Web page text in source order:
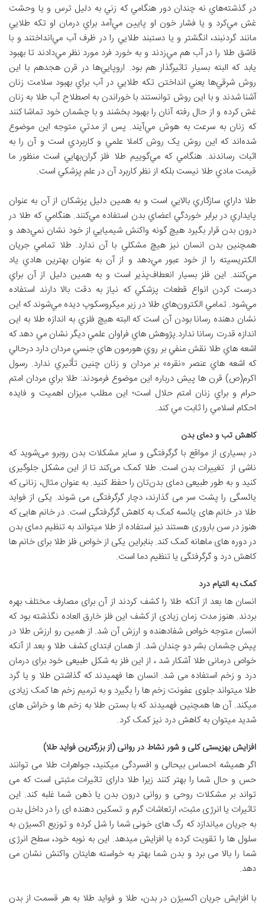
در گذشته‌هاي نه چندان دور هنگامي که زني به دليل ترس و يا وحشت
غش مي‌کرد و يا فشار خون او پايين مي‌آمد براي درمان او تکه طلايي
مانند گردنبند، انگشتر و يا دستبند طلايي را در ظرف آب مي‌انداختند و با
قاشق طلا را در آب هم مي‌زدند و به خورد فرد مورد نظر مي‌دادند تا بهبود
يابد که البته بسيار تاثيرگذار هم بود. اروپايي‌ها در قرن هجدهم با اين
روش شرقي‌ها يعني انداختن تکه طلايي در آب براي بهبود سلامت زنان
آشنا شدند و با اين روش توانستند با خوراندن به اصطلاح آب طلا به زنان
غش کرده و از حال رفته آنان را بهبود بخشند و با چشمان خود تماشا کنند
که زنان به سرعت به هوش مي‌آيند. پس از مدتي متوجه اين موضوع
شده‌اند که اين روش يک روش کاملا علمي و کاربردي است و آن را به
اثبات رساندند. هنگامي که مي‌گوييم طلا فلز گران‌بهايي است منظور ما
قيمت مادي طلا نيست بلکه از نظر کاربرد آن در علم پزشکي است.
طلا داراي سازگاري بالايي است و به همين دليل پزشکان از آن به عنوان
پايداري در برابر خوردگي اعضاي بدن استفاده مي‌کنند. هنگامي که طلا در
درون بدن قرار بگيرد هيچ گونه واکنش شيميايي از خود نشان نمي‌دهد و
همچنين بدن انسان نيز هيچ مشکلي با آن ندارد. طلا تمامي جريان
الکتريسيته را از خود عبور مي‌دهد و از آن به عنوان بهترين هادي ياد
مي‌کنند. اين فلز بسيار انعطاف‌پذير است و به همين دليل از آن براي
درست کردن انواع قطعات پزشکي که نياز به دقت بالا دارند استفاده
مي‌شود. تمامي الکترون‌هاي طلا در زير ميکروسکوپ ديده مي‌شوند که اين
نشان دهنده رسانا بودن آن است که البته هيچ فلزي به اندازه طلا به اين
اندازه قدرت رسانا ندارد.پژوهش هاي فراوان علمي ديگر نشان مي دهد که
اشعه هاي طلا نقش منفي بر روي هورمون هاي جنسي مردان دارد درحالي
که اشعه هاي عنصر «نقره» بر مردان و زنان چنين تأثيري ندارد. رسول
اکرم(ص) قرن ها پيش درباره اين موضوع فرمودند: طلا براي مردان امتم
حرام و براي زنان امتم حلال است؛ اين مطلب ميزان اهميت و فايده
احکام اسلامي را ثابت مي کند.
کاهش تب و دمای بدن
در بسیاری از مواقع با گرگرفتگی و سایر مشکلات بدن روبرو می‌شوید که
ناشی از تغییرات بدن است. طلا کمک می‌کند تا از این مشکل جلوگیری
کنید و به طور طبیعی دمای بدن‌تان را حفظ کنید. به عنوان مثال، زنانی که
یائسگی را پشت سر می گذارند، دچار گرگرفتگی می شوند. یکی از فواید
طلا در خانم های یائسه کمک به کاهش گرگرفتگی است. در خانم هایی که
هنوز در سن باروری هستند نیز استفاده از طلا میتواند به تنظیم دمای بدن
در دوره های ماهانه کمک کند. بنابراین یکی از خواص فلز طلا برای خانم ها
کاهش درد و گرگرفتگی یا تنظیم دما است.
کمک به التیام درد
انسان ها بعد از آنکه طلا را کشف کردند از آن برای مصارف مختلف بهره
بردند. هنوز مدت زمان زیادی از کشف این فلز خارق العاده نگذشته بود که
انسان متوجه خواص شفادهنده و ارزش آن شد. از همین رو ارزش طلا در
پیش چشمان بشر دو چندان شد. از همان ابتدای کشف طلا و بعد از آنکه
خواص درمانی طلا آشکار شد ، از این فلز به شکل طبیعی خود برای درمان
درد و زخم استفاده می شد. انسان ها فهمیدند که گذاشتن طلا و یا گرد
طلا میتواند جلوی عفونت زخم ها را بگیرد و به ترمیم زخم ها کمک زیادی
میکند. آن ها همچنین فهمیدند که با بستن طلا به زخم ها و خراش های
شدید میتوان به کاهش درد نیز کمک کرد.
افزایش بهزیستی کلی و شور نشاط در روانی (از بزرگترین فواید طلا)
اگر همیشه احساس بیحالی و افسردگی میکنید، جواهرات طلا می توانند
حس و حال شما را بهتر کنند زیرا طلا دارای تاثیرات مثبتی است که می
تواند بر مشکلات روحی و روانی درون بدن یا ذهن شما غلبه کند. این
تاثیرات یا انرژی مثبت، ارتعاشات گرم و تسکین دهنده ای را در داخل بدن
به جریان میاندازد که رگ های خونی شما را شل کرده و توزیع اکسیژن به
سلول ها را تقویت کرده یا افزایش میدهد. این به نوبه خود، سطح انرژی
شما را بالا می برد و بدن شما بهتر به خواسته هایتان واکنش نشان می
دهد.
با افزایش جریان اکسیژن در بدن، طلا و فواید طلا به هر قسمت از بدن